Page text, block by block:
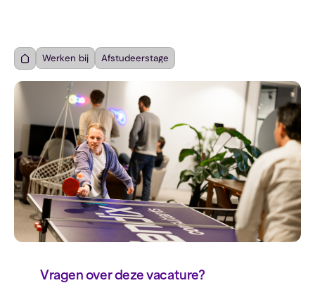
Werken bij Afstudeerstage
Vragen over deze vacature?